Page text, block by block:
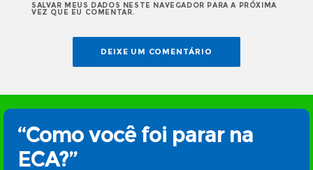
SALVAR MEUS DADOS NESTE NAVEGADOR PARA A PRÓXIMA
VEZ QUE EU COMENTAR.
“Como você foi parar na
ECA?”